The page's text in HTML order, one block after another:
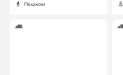
Пешком